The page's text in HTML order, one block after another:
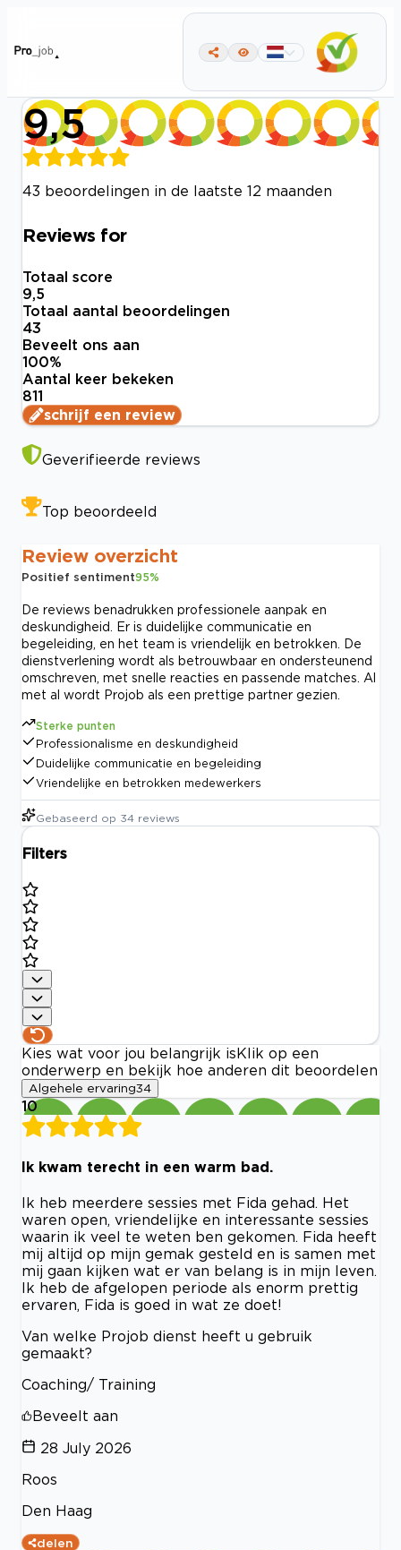
9,5
43 beoordelingen in de laatste 12 maanden
Reviews for
Totaal score
9,5
Totaal aantal beoordelingen
43
Beveelt ons aan
100%
Aantal keer bekeken
811
schrijf een review
Geverifieerde reviews
Top beoordeeld
Review overzicht
Positief sentiment95%
De reviews benadrukken professionele aanpak en
deskundigheid. Er is duidelijke communicatie en
begeleiding, en het team is vriendelijk en betrokken. De
dienstverlening wordt als betrouwbaar en ondersteunend
omschreven, met snelle reacties en passende matches. Al
met al wordt Projob als een prettige partner gezien.
Sterke punten
Professionalisme en deskundigheid
Duidelijke communicatie en begeleiding
Vriendelijke en betrokken medewerkers
Gebaseerd op 34 reviews
Filters
Kies wat voor jou belangrijk is Klik op een
onderwerp en bekijk hoe anderen dit beoordelen
Algehele ervaring34
10
Ik kwam terecht in een warm bad.
Ik heb meerdere sessies met Fida gehad. Het
waren open, vriendelijke en interessante sessies
waarin ik veel te weten ben gekomen. Fida heeft
mij altijd op mijn gemak gesteld en is samen met
mij gaan kijken wat er van belang is in mijn leven.
Ik heb de afgelopen periode als enorm prettig
ervaren, Fida is goed in wat ze doet!
Van welke Projob dienst heeft u gebruik
gemaakt?
Coaching/ Training
Beveelt aan
28 July 2026
Roos
Den Haag
delen